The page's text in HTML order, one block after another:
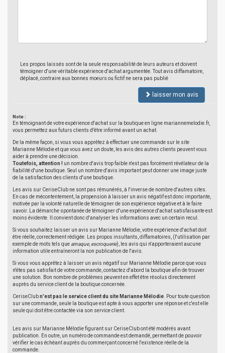
Les propos laissés sont de la seule responsabilité de leurs auteurs et doivent
témoigner d'une véritable expérience d'achat argumentée. Tout avis diffamatoire,
déplacé, contraire aux bonnes moeurs ou fictif ne sera pas publié
laisser mon avis
Note :
En témoignant de votre expérience d'achat sur la boutique en ligne mariannemelodie.fr,
vous permettez aux futurs clients d'être informé avant un achat.
De la même façon, si vous vous apprêtez à effectuer une commande sur le site
Marianne Mélodie et que vous avez un doute, les avis des autres clients peuvent vous
aider à prendre une décision.
Toutefois, attention ! un nombre d'avis trop faible n'est pas forcément révélateur de la
fiabilité d'une boutique. Seul un nombre d'avis important peut donner une image juste
de la satisfaction des clients d'une boutique.
Les avis sur CeriseClub ne sont pas rémunérés, à l'inverse de nombre d'autres sites.
En cas de mécontentement, la propension à laisser un avis négatif est donc importante,
motivée par la volonté naturelle de témoigner de son expérience négative et à le faire
savoir. La démarche spontanée de témoigner d'une expérience d'achat satisfaisante est
moins évidente. Il convient donc d'analyser les informations avec un certain recul.
Si vous souhaitez laisser un avis sur Marianne Mélodie, votre expérience d'achat doit
être réelle, correctement rédigée. Les propos insultants, diffamatoires, (l'utilisation par
exemple de mots tels que arnaque, escroquerie), les avis qui n'apporteraient aucune
information utile entraîneront la non publication de l'avis.
Si vous vous apprêtez à laisser un avis négatif sur Marianne Mélodie parce que vous
n'êtes pas satisfait de votre commande, contactez d'abord la boutique afin de trouver
une solution. Bon nombre de problèmes peuvent en effet être résolus directement
auprès du service client de la boutique concernée.
CeriseClubn'est pas le service client du site Marianne Mélodie . Pour toute question
sur une commande, seule la boutique est apte à vous apporter une réponse et c'est elle
seule qui doit être contactée via son service client.
Les avis sur Marianne Mélodie figurant sur CeriseClub ont été modérés avant
publication. En outre, un numéro de commande est demandé, permettant de pouvoir
vérifier le cas échéant auprès du commerçant concerné l'existence réelle de la
commande.